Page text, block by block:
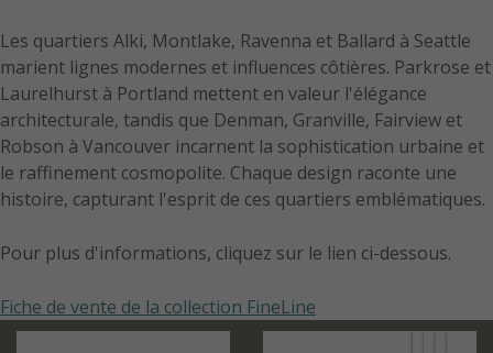
Les quartiers Alki, Montlake, Ravenna et Ballard à Seattle
marient lignes modernes et influences côtières. Parkrose et
Laurelhurst à Portland mettent en valeur l'élégance
architecturale, tandis que Denman, Granville, Fairview et
Robson à Vancouver incarnent la sophistication urbaine et
le raffinement cosmopolite. Chaque design raconte une
histoire, capturant l'esprit de ces quartiers emblématiques.
Pour plus d'informations, cliquez sur le lien ci-dessous.
Fiche de vente de la collection FineLine